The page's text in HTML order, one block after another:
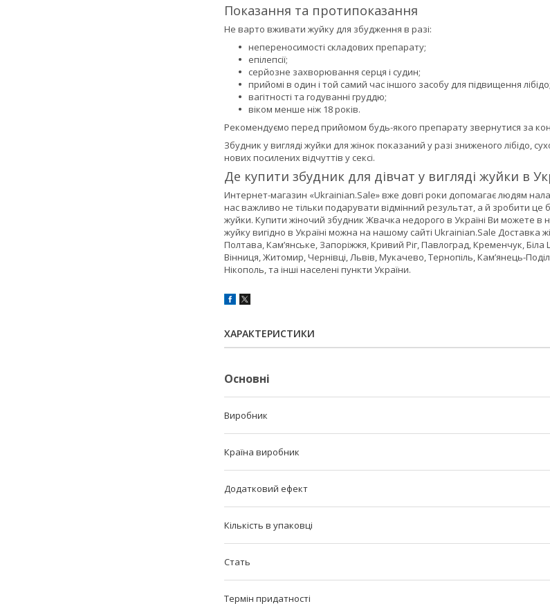
Показання та протипоказання
Не варто вживати жуйку для збудження в разі:
непереносимості складових препарату;
епілепсії;
серйозне захворювання серця і судин;
прийомі в один і той самий час іншого засобу для підвищення лібідо;
вагітності та годуванні груддю;
віком менше ніж 18 років.
Рекомендуємо перед прийомом будь-якого препарату звернутися за
Збудник у вигляді жуйки для жінок показаний у разі зниженого лібідо,
нових посилених відчуттів у сексі.
Де купити збудник для дівчат у вигляді жуйки в
Интернет-магазин «Ukrainian.Sale» вже довгі роки допомагає людям
нас важливо не тільки подарувати відмінний результат, а й зробити це
жуйки. Купити жіночий збудник Жвачка недорого в Україні Ви можете
жуйку вигідно в Україні можна на нашому сайті Ukrainian.Sale Доставка
Полтава, Кам’янське, Запоріжжя, Кривий Ріг, Павлоград, Кременчук,
Вінниця, Житомир, Чернівці, Львів, Мукачево, Тернопіль, Кам’янець-
Нікополь, та інші населені пункти України.
ХАРАКТЕРИСТИКИ
Основні
Виробник
Країна виробник
Додатковий ефект
Кількість в упаковці
Стать
Термін придатності